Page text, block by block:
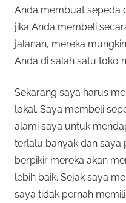
Anda membuat sepeda
jika Anda membeli
jalanan, mereka
Anda di salah satu toko
Sekarang saya harus
lokal. Saya membeli
alami saya untuk
terlalu banyak dan saya
berpikir mereka akan
lebih baik. Sejak saya
saya tidak pernah